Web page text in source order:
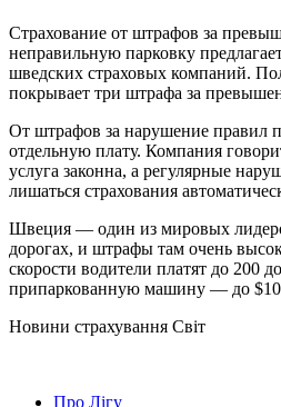
Страхование от штрафов за
неправильную парковку
шведских страховых компаний.
покрывает три штрафа за
От штрафов за нарушение правил
отдельную плату. Компания
услуга законна, а регулярные
лишаться страхования
Швеция — один из мировых
дорогах, и штрафы там очень
скорости водители платят до 200
припаркованную машину — до
Новини страхування Світ
Про Лігу